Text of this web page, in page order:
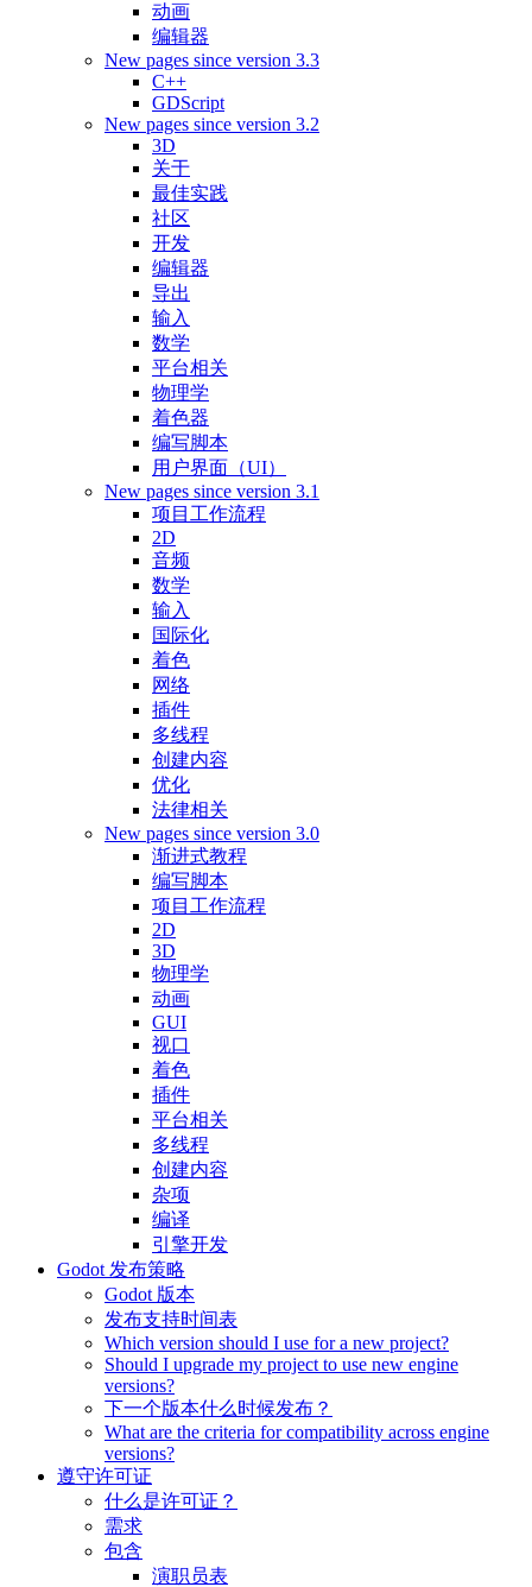
动画
编辑器
New pages since version 3.3
C++
GDScript
New pages since version 3.2
3D
关于
最佳实践
社区
开发
编辑器
导出
输入
数学
平台相关
物理学
着色器
编写脚本
用户界面（UI）
New pages since version 3.1
项目工作流程
2D
音频
数学
输入
国际化
着色
网络
插件
多线程
创建内容
优化
法律相关
New pages since version 3.0
渐进式教程
编写脚本
项目工作流程
2D
3D
物理学
动画
GUI
视口
着色
插件
平台相关
多线程
创建内容
杂项
编译
引擎开发
Godot 发布策略
Godot 版本
发布支持时间表
Which version should I use for a new project?
Should I upgrade my project to use new engine
versions?
下一个版本什么时候发布？
What are the criteria for compatibility across engine
versions?
遵守许可证
什么是许可证？
需求
包含
演职员表